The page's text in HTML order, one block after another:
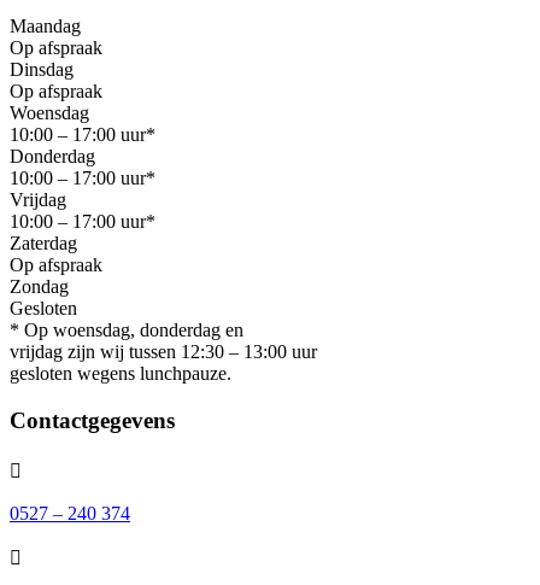
Maandag
Op afspraak
Dinsdag
Op afspraak
Woensdag
10:00 – 17:00 uur*
Donderdag
10:00 – 17:00 uur*
Vrijdag
10:00 – 17:00 uur*
Zaterdag
Op afspraak
Zondag
Gesloten
* Op woensdag, donderdag en
vrijdag zijn wij tussen 12:30 – 13:00 uur
gesloten wegens lunchpauze.
Contactgegevens

0527 – 240 374
